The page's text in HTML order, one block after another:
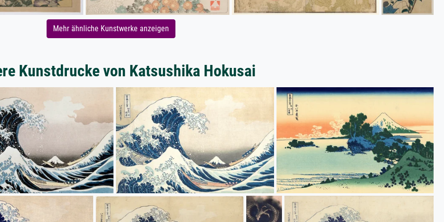
Mehr ähnliche Kunstwerke anzeigen
Kunstdrucke von Katsushika Hokusai